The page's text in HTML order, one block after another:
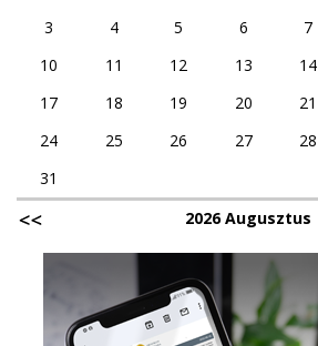
3
4 5 6 7
10
11 12 13 14
17
18 19 20 21
24
25 26 27 28
31
2026 Augusztus